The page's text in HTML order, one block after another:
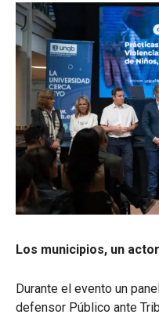
Los municipios, un
Durante el evento un
defensor Público ante